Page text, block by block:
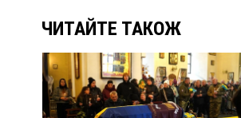
ЧИТАЙТЕ ТАКОЖ